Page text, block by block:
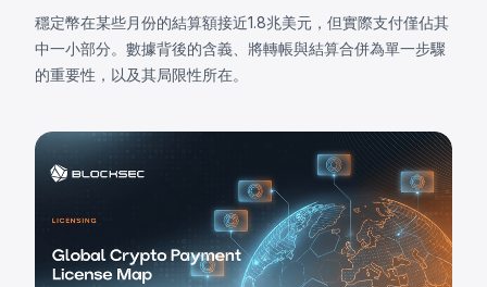
穩定幣在某些月份的結算額接近1.8兆美元，但實際支付僅佔其
中一小部分。數據背後的含義、將轉帳與結算合併為單一步驟
的重要性，以及其局限性所在。